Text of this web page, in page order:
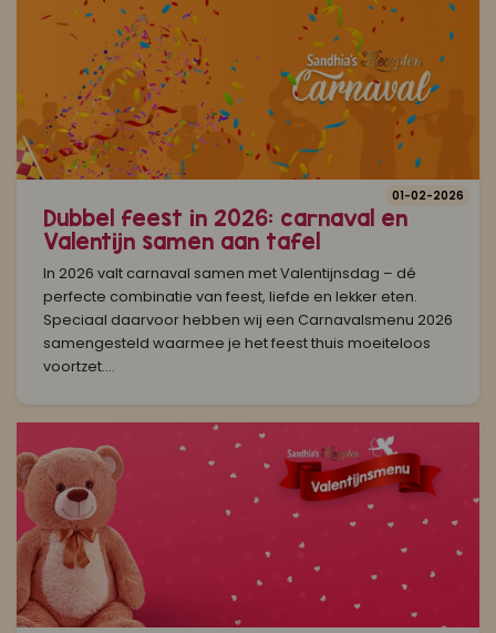
Dubbel feest in 2026: carnaval en
Valentijn samen aan tafel
In 2026 valt carnaval samen met Valentijnsdag – dé
perfecte combinatie van feest, liefde en lekker eten.
Speciaal daarvoor hebben wij een Carnavalsmenu 2026
samengesteld waarmee je het feest thuis moeiteloos
voortzet....
01-02-2026